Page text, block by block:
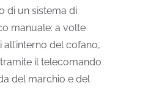
di un sistema di
manuale: a volte
del cofano,
il telecomando
del marchio e del